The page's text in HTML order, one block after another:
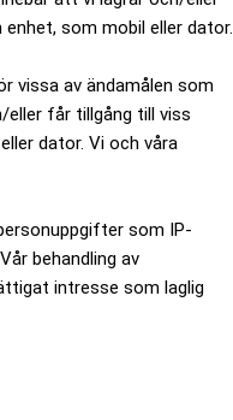
som mobil eller dator.
vissa av ändamålen som
eller får tillgång till viss
dator. Vi och våra
som IP-
behandling av
intresse som laglig